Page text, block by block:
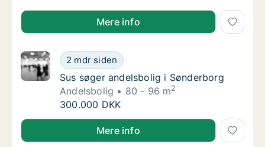
Per søger andelsbolig i København K, Vesterbro
Mere info
Sus søger andelsbolig i Sønderborg
2 mdr siden
Sus søger andelsbolig i Sønderborg
Sus søger andelsbolig i Sønderborg
Andelsbolig
80 - 96 m2
Sus søger andelsbolig i Sønderborg
300.000 DKK
Sus søger andelsbolig i Sønderborg
Mere info